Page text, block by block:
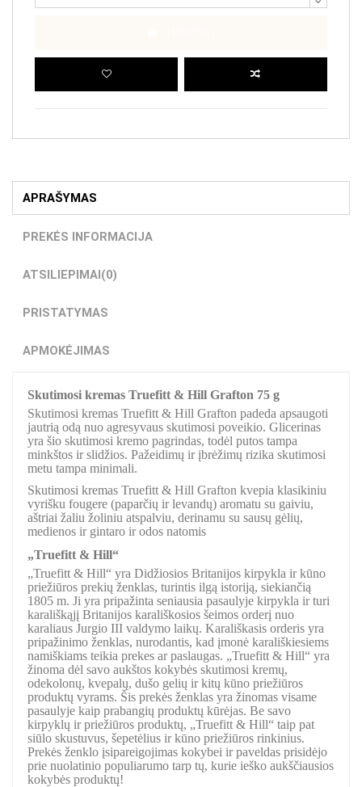
APRAŠYMAS
PREKĖS INFORMACIJA
ATSILIEPIMAI (0)
PRISTATYMAS
APMOKĖJIMAS
Skutimosi kremas Truefitt & Hill Grafton 75 g
Skutimosi kremas Truefitt & Hill Grafton padeda apsaugoti
jautrią odą nuo agresyvaus skutimosi poveikio. Glicerinas
yra šio skutimosi kremo pagrindas, todėl putos tampa
minkštos ir slidžios. Pažeidimų ir įbrėžimų rizika skutimosi
metu tampa minimali.
Skutimosi kremas Truefitt & Hill Grafton kvepia klasikiniu
vyrišku fougere (paparčių ir levandų) aromatu su gaiviu,
aštriai žaliu žoliniu atspalviu, derinamu su sausų gėlių,
medienos ir gintaro ir odos natomis
„Truefitt & Hill“
„Truefitt & Hill“ yra Didžiosios Britanijos kirpykla ir kūno
priežiūros prekių ženklas, turintis ilgą istoriją, siekiančią
1805 m. Ji yra pripažinta seniausia pasaulyje kirpykla ir turi
karališkąjį Britanijos karališkosios šeimos orderį nuo
karaliaus Jurgio III valdymo laikų. Karališkasis orderis yra
pripažinimo ženklas, nurodantis, kad įmonė karališkiesiems
namiškiams teikia prekes ar paslaugas. „Truefitt & Hill“ yra
žinoma dėl savo aukštos kokybės skutimosi kremų,
odekolonų, kvepalų, dušo gelių ir kitų kūno priežiūros
produktų vyrams. Šis prekės ženklas yra žinomas visame
pasaulyje kaip prabangių produktų kūrėjas. Be savo
kirpyklų ir priežiūros produktų, „Truefitt & Hill“ taip pat
siūlo skustuvus, šepetėlius ir kūno priežiūros rinkinius.
Prekės ženklo įsipareigojimas kokybei ir paveldas prisidėjo
prie nuolatinio populiarumo tarp tų, kurie ieško aukščiausios
kokybės produktų!